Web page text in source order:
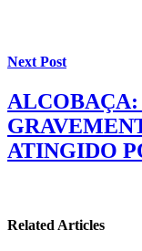
Next Post
ATINGIDO
Related Articles